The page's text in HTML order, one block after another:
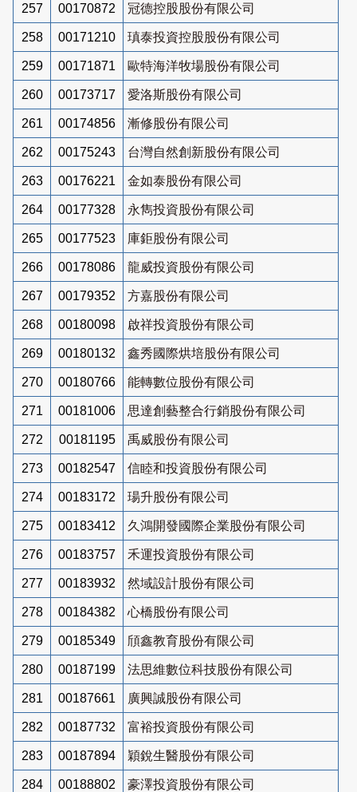
257 00170872 冠德控股股份有限公司
258 00171210 瑱泰投資控股股份有限公司
259 00171871 歐特海洋牧場股份有限公司
260 00173717 愛洛斯股份有限公司
261 00174856 漸修股份有限公司
262 00175243 台灣自然創新股份有限公司
263 00176221 金如泰股份有限公司
264 00177328 永雋投資股份有限公司
265 00177523 庫鉅股份有限公司
266 00178086 龍威投資股份有限公司
267 00179352 方嘉股份有限公司
268 00180098 啟祥投資股份有限公司
269 00180132 鑫秀國際烘培股份有限公司
270 00180766 能轉數位股份有限公司
271 00181006 思達創藝整合行銷股份有限公司
272 00181195 禹威股份有限公司
273 00182547 信睦和投資股份有限公司
274 00183172 瑒升股份有限公司
275 00183412 久鴻開發國際企業股份有限公司
276 00183757 禾運投資股份有限公司
277 00183932 然域設計股份有限公司
278 00184382 心橋股份有限公司
279 00185349 頎鑫教育股份有限公司
280 00187199 法思維數位科技股份有限公司
281 00187661 廣興誠股份有限公司
282 00187732 富裕投資股份有限公司
283 00187894 穎銳生醫股份有限公司
284 00188802 豪澤投資股份有限公司